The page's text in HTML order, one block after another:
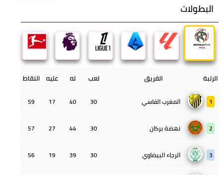
البطولات
الرتبة الفريق لعب له عليه النقاط
1 المغرب الفاسي 30
40
17
59
2 نهضة بركان 30
44
27
57
3 الرجاء البيضاوي 30
39
19
56